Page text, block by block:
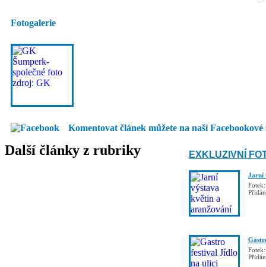
Fotogalerie
Komentovat článek můžete na naší Facebookové
Další články z rubriky EXKLUZIVNÍ
Jarní